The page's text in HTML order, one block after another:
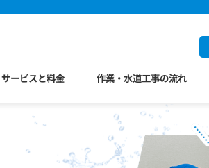
サービスと料金 作業・水道工事の流れ